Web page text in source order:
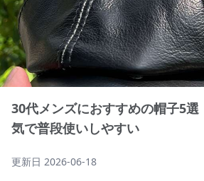
30代メンズにおすすめの帽子5選
気で普段使いしやすい
更新日 2026-06-18